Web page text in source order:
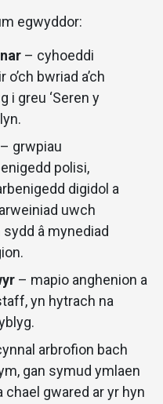
egwyddor:
– cyhoeddi
bwriad a’ch
i greu ‘Seren y
– grwpiau
polisi,
digidol a
uwch
â mynediad
– mapio anghenion a
yn hytrach na
arbrofion bach
gan symud ymlaen
chael gwared ar yr hyn